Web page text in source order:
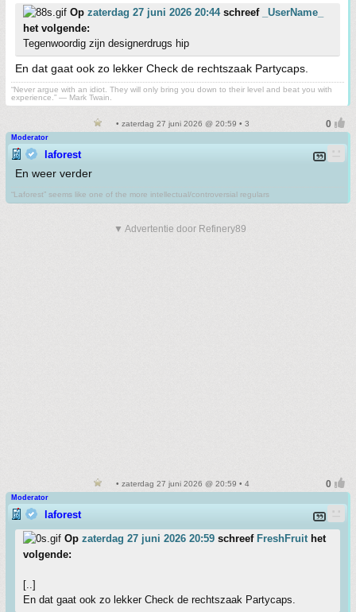
Op zaterdag 27 juni 2026 20:44schreef
_UserName_
het volgende:
Tegenwoordig zijn designerdrugs hip
En dat gaat ook zo lekker Check de rechtszaak Partycaps.
“Never argue with an idiot. They will only bring you down to their level and beat you with
experience.” ― Mark Twain.
• zaterdag 27 juni 2026 @ 20:59 • 3
Moderator
laforest
En weer verder
“Laforest” seems like one of the more intellectual/controversial regulars
▼ Advertentie door Refinery89
• zaterdag 27 juni 2026 @ 20:59 • 4
Moderator
laforest
Op zaterdag 27 juni 2026 20:59 schreef FreshFruithet
volgende:
[..]
En dat gaat ook zo lekker Check de rechtszaak Partycaps.